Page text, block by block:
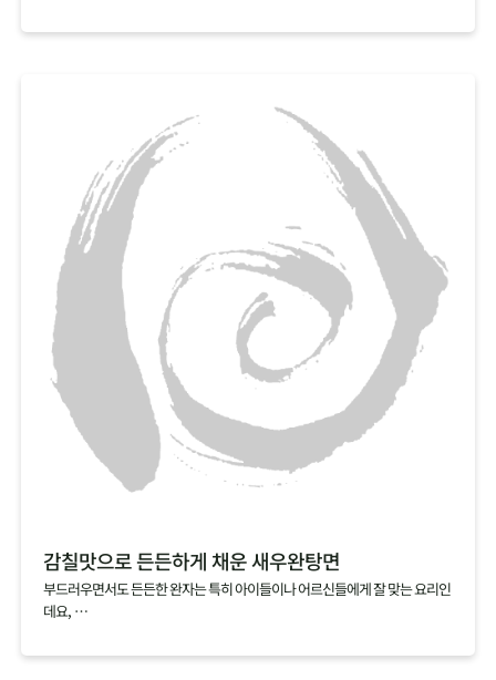
있답니다.
감칠맛으로 든든하게 채운 새우완탕면
부드러우면서도 든든한 완자는 특히 아이들이나 어르신들에게 잘 맞는 요리인
데요,
빚지 않고 만드는 새우완탕면을 추천해요.